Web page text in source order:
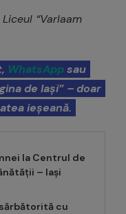
“Varlaam
WhatsAppsau
de Iași” – doar
ieșeană.
la Centrul de
– Iași
cu